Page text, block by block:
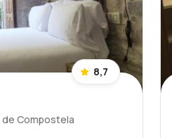
8,7
Compostela